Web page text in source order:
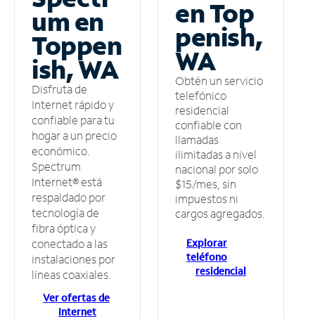
um en
Toppen
ish, WA
Disfruta de
Internet rápido y
confiable para tu
hogar a un precio
económico.
Spectrum
Internet® está
respaldado por
tecnología de
fibra óptica y
conectado a las
instalaciones por
líneas coaxiales.
Ver ofertas de
Internet
en Top
penish,
WA
Obtén un servicio
telefónico
residencial
confiable con
llamadas
ilimitadas a nivel
nacional por solo
$15/mes, sin
impuestos ni
cargos agregados.
Explorar
teléfono
residencial